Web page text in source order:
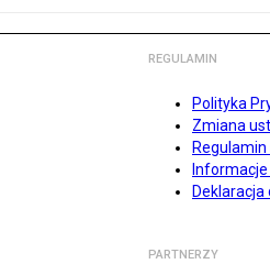
REGULAMIN
Polityka
Zmiana
Deklaracja
PARTNERZY